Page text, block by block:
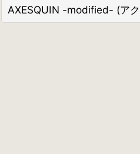
AXESQUIN -modified- (アク